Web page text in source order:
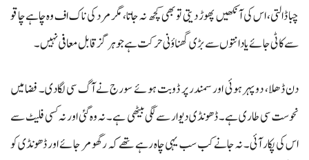
چبا ڈالتی، اس کی آنکھیں پھوڑ دیتی تو بھی کچھ نہ جاتا، مگر مرد کی ناک اف وہ چاہے چاقو
سے کاٹی جائے یا دانتوں سے بڑی گھناؤنی حرکت ہے جو ہرگز قابل معافی نہیں۔
دن ڈھلا، دوپہر ہوئی اور سمندر پر ڈوبت ہوئے سورج نے آگ سی لگادی۔ فضا میں
نحوست سی طاری ہے۔ ڈھونڈی دیوار سے لگی بیٹھی ہے۔ نہ وہ گئی اور نہ کسی فلیٹ سے
اس کی پکار آئی۔ نہ جانےکب سب یہی چاہ رہے تھے کہ رگھو مر جائے اور ڈھونڈی کو